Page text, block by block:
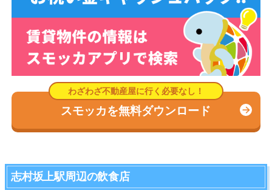
スモッカを無料ダウンロード
志村坂上駅周辺の飲食店